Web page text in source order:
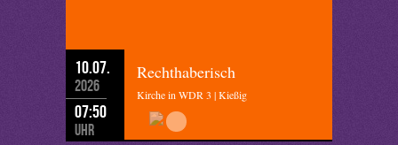
10.07.
2026
07:50
Uhr
Rechthaberisch
Kirche in WDR 3 | Kießig